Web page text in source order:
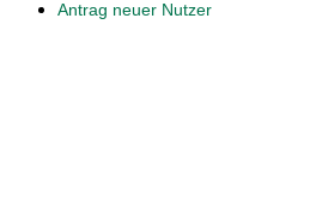
Antrag neuer Nutzer